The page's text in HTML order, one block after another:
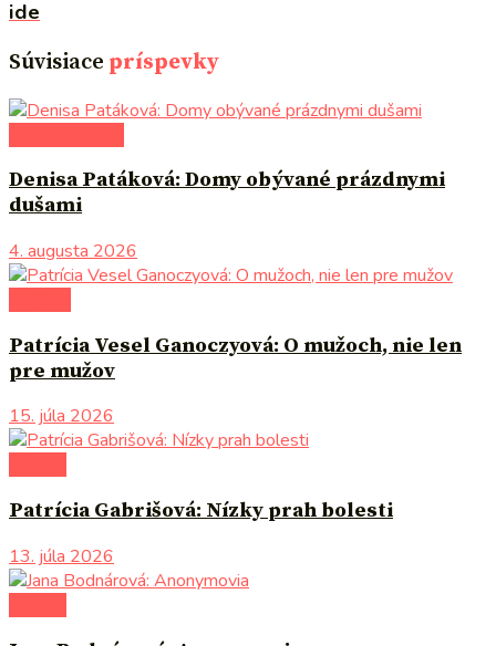
ide
Súvisiace príspevky
Denisa Patáková: Domy obývané prázdnymi
dušami
4. augusta 2026
Patrícia Vesel Ganoczyová: O mužoch, nie len
pre mužov
15. júla 2026
Patrícia Gabrišová: Nízky prah bolesti
13. júla 2026